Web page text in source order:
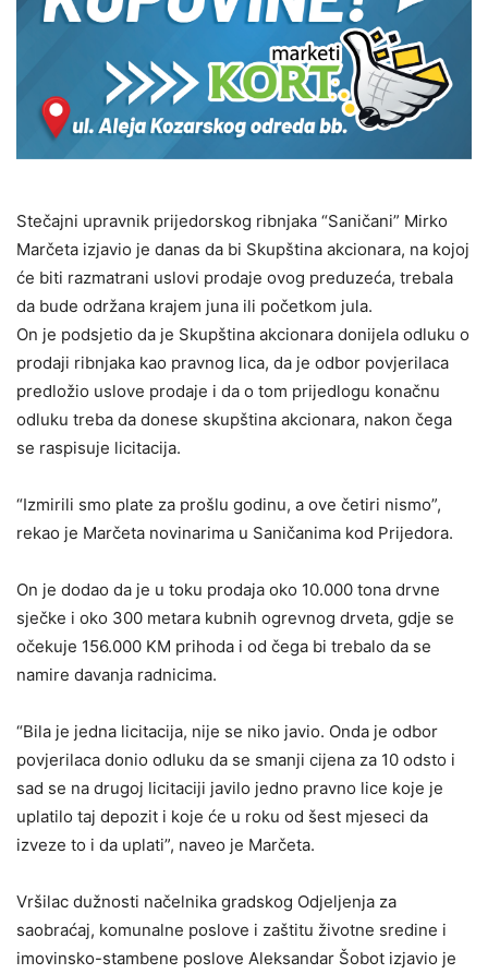
Stečajni upravnik prijedorskog ribnjaka “Saničani” Mirko
Marčeta izjavio je danas da bi Skupština akcionara, na kojoj
će biti razmatrani uslovi prodaje ovog preduzeća, trebala
da bude održana krajem juna ili početkom jula.
On je podsjetio da je Skupština akcionara donijela odluku o
prodaji ribnjaka kao pravnog lica, da je odbor povjerilaca
predložio uslove prodaje i da o tom prijedlogu konačnu
odluku treba da donese skupština akcionara, nakon čega
se raspisuje licitacija.
“Izmirili smo plate za prošlu godinu, a ove četiri nismo”,
rekao je Marčeta novinarima u Saničanima kod Prijedora.
On je dodao da je u toku prodaja oko 10.000 tona drvne
sječke i oko 300 metara kubnih ogrevnog drveta, gdje se
očekuje 156.000 KM prihoda i od čega bi trebalo da se
namire davanja radnicima.
“Bila je jedna licitacija, nije se niko javio. Onda je odbor
povjerilaca donio odluku da se smanji cijena za 10 odsto i
sad se na drugoj licitaciji javilo jedno pravno lice koje je
uplatilo taj depozit i koje će u roku od šest mjeseci da
izveze to i da uplati”, naveo je Marčeta.
Vršilac dužnosti načelnika gradskog Odjeljenja za
saobraćaj, komunalne poslove i zaštitu životne sredine i
imovinsko-stambene poslove Aleksandar Šobot izjavio je